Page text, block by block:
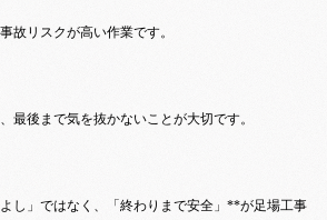
故リスクが高い作業です。
最後まで気を抜かないことが大切です。
し」ではなく、「終わりまで安全」**が足場工事